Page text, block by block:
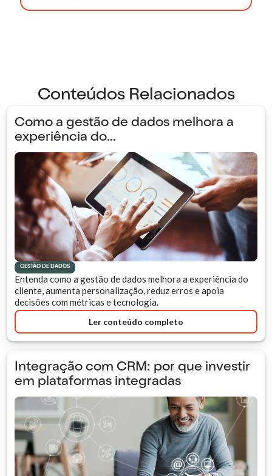
Conteúdos Relacionados
Como a gestão de dados melhora a
experiência do...
GESTÃO DE DADOS
Entenda como a gestão de dados melhora a experiência do
cliente, aumenta personalização, reduz erros e apoia
decisões com métricas e tecnologia.
Ler conteúdo completo
Integração com CRM: por que investir
em plataformas integradas